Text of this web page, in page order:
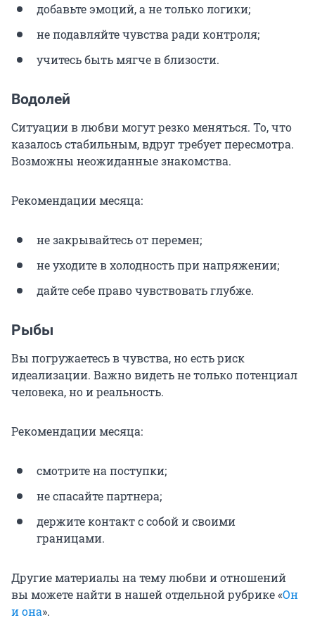
добавьте эмоций, а не только логики;
не подавляйте чувства ради контроля;
учитесь быть мягче в близости.
Водолей
Ситуации в любви могут резко меняться. То, что
казалось стабильным, вдруг требует пересмотра.
Возможны неожиданные знакомства.
Рекомендации месяца:
не закрывайтесь от перемен;
не уходите в холодность при напряжении;
дайте себе право чувствовать глубже.
Рыбы
Вы погружаетесь в чувства, но есть риск
идеализации. Важно видеть не только потенциал
человека, но и реальность.
Рекомендации месяца:
смотрите на поступки;
не спасайте партнера;
держите контакт с собой и своими
границами.
Другие материалы на тему любви и отношений
вы можете найти в нашей отдельной рубрике «Он
и она».